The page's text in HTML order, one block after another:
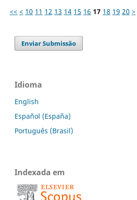
<< < 10 11 12 13 14 15 16 17 18 19 20 >
Enviar Submissão
Idioma
English
Español (España)
Português (Brasil)
Indexada em